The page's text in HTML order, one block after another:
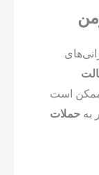
است
بهحملات